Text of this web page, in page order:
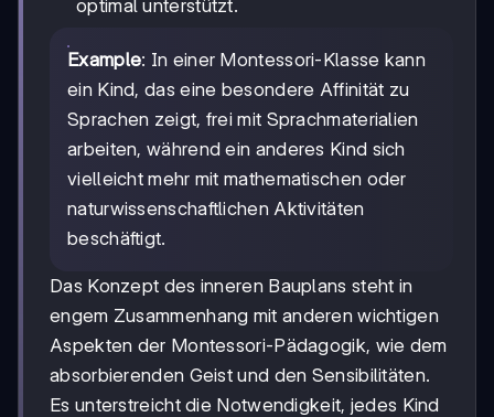
optimal unterstützt.
Example: In einer Montessori-Klasse kann
ein Kind, das eine besondere Affinität zu
Sprachen zeigt, frei mit Sprachmaterialien
arbeiten, während ein anderes Kind sich
vielleicht mehr mit mathematischen oder
naturwissenschaftlichen Aktivitäten
beschäftigt.
Das Konzept des inneren Bauplans steht in
engem Zusammenhang mit anderen wichtigen
Aspekten der Montessori-Pädagogik, wie dem
absorbierenden Geist und den Sensibilitäten.
Es unterstreicht die Notwendigkeit, jedes Kind